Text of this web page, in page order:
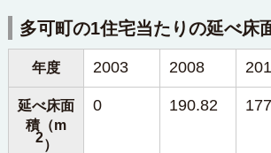
多可町の1住宅当たりの延べ床
年度 2003 2008
延べ床面
積（m
2）
0 190.82